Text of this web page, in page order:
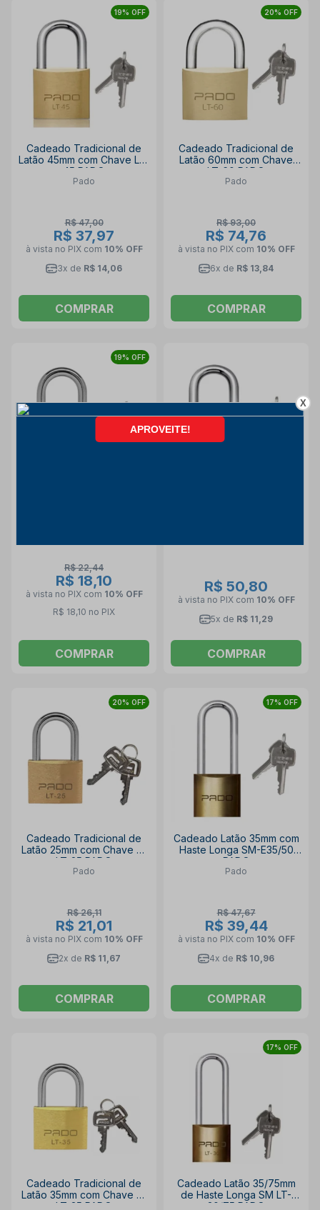
19% OFF
Cadeado Tradicional de
Latão 45mm com Chave LT-
45 PADO
Pado
R$ 47,00
R$ 37,97
à vista no PIX com 10% OFF
3x de R$ 14,06
COMPRAR
20% OFF
Cadeado Tradicional de
Latão 60mm com Chave
LT-60 PADO
Pado
R$ 93,00
R$ 74,76
à vista no PIX com 10% OFF
6x de R$ 13,84
COMPRAR
19% OFF
R$ 22,44
R$ 18,10
à vista no PIX com 10% OFF
R$ 18,10 no PIX
COMPRAR
R$ 50,80
à vista no PIX com 10% OFF
5x de R$ 11,29
COMPRAR
20% OFF
Cadeado Tradicional de
Latão 25mm com Chave S1
LT-25 PADO
Pado
R$ 26,11
R$ 21,01
à vista no PIX com 10% OFF
2x de R$ 11,67
COMPRAR
17% OFF
Cadeado Latão 35mm com
Haste Longa SM-E35/50
PADO
Pado
R$ 47,67
R$ 39,44
à vista no PIX com 10% OFF
4x de R$ 10,96
COMPRAR
Cadeado Tradicional de
Latão 35mm com Chave S1
LT-35 PADO
17% OFF
Cadeado Latão 35/75mm
de Haste Longa SM LT-
30/75 PADO
X